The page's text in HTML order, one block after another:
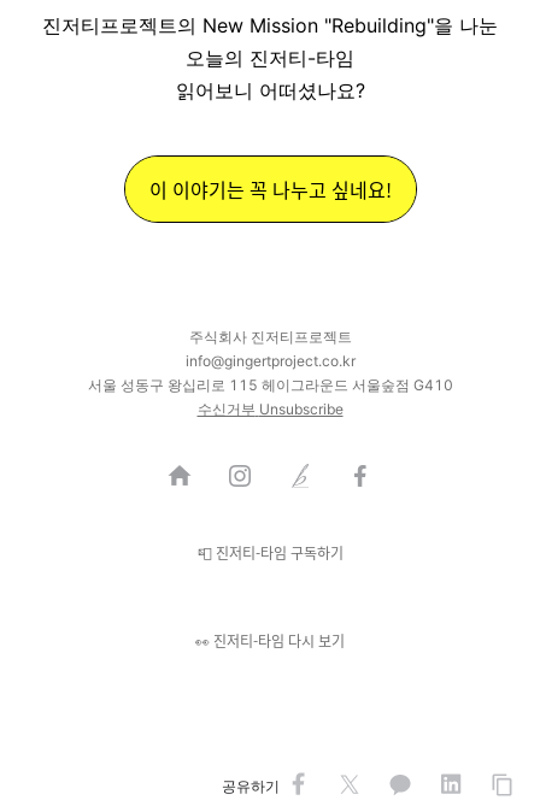
진저티프로젝트의 New Mission "Rebuilding"을 나눈
오늘의 진저티-타임
읽어보니 어떠셨나요?
이 이야기는 꼭 나누고 싶네요!
주식회사 진저티프로젝트
info@gingertproject.co.kr
서울 성동구 왕십리로 115 헤이그라운드 서울숲점 G410
수신거부 Unsubscribe
📮 진저티-타임 구독하기
👀 진저티-타임 다시 보기
공유하기